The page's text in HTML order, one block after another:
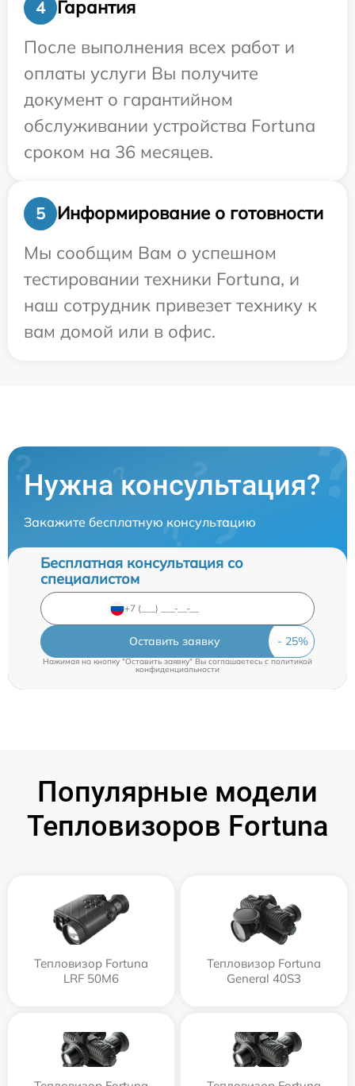
4
Гарантия
После выполнения всех работ и
оплаты услуги Вы получите
документ о гарантийном
обслуживании устройства Fortuna
сроком на 36 месяцев.
5
Информирование о готовности
Мы сообщим Вам о успешном
тестировании техники Fortuna, и
наш сотрудник привезет технику к
вам домой или в офис.
Нужна консультация?
Закажите бесплатную консультацию
Бесплатная консультация со
специалистом
Оставить заявку
Нажимая на кнопку "Оставить заявку" Вы соглашаетесь cполитикой
конфиденциальности
Популярные модели
Тепловизоров Fortuna
Тепловизор Fortuna
LRF 50M6
Тепловизор Fortuna
General 40S3